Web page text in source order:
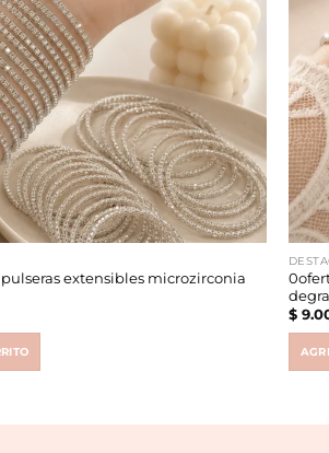
pulseras extensibles microzirconia
$